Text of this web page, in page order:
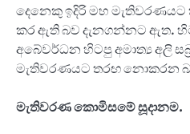
දෙනෙකු ඉදිරි මහ
කර ඇති බව දැනගන්නට ඇත.
අබේවර්ධන හිටපු අමාත්‍ය අලි
මැතිවරණයට තරඟ නොකරන
මැතිවරණ කොමිසමේ සූදානම.